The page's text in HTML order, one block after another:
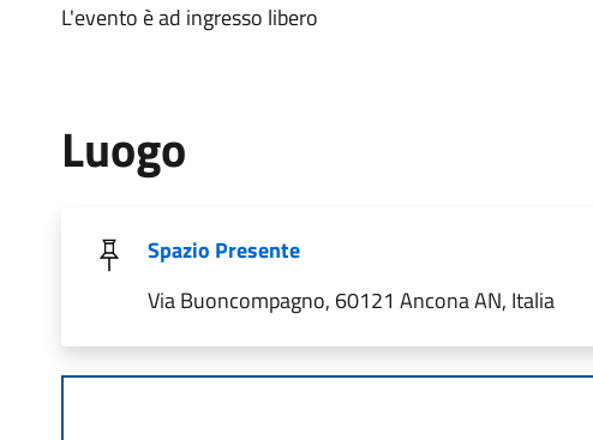
L'evento è ad ingresso libero
Luogo
Spazio Presente
Via Buoncompagno, 60121 Ancona AN, Italia